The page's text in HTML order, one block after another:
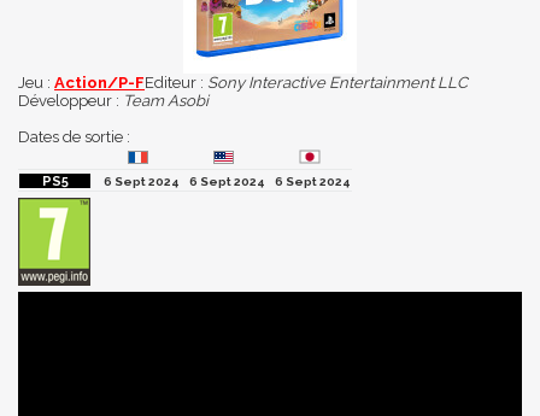
Jeu : Action/P-FEditeur : Sony Interactive Entertainment LLC
Développeur : Team Asobi
Dates de sortie :
6 Sept 2024 6 Sept 2024 6 Sept 2024